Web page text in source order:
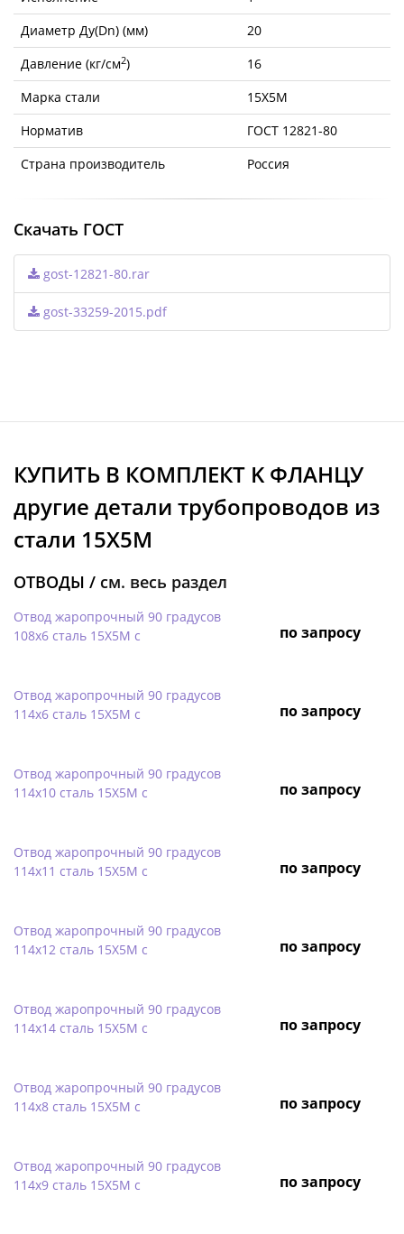
Диаметр Ду(Dn) (мм)
20
Давление (кг/см2)
16
Марка стали
15Х5М
Норматив
ГОСТ 12821-80
Страна производитель
Россия
Скачать ГОСТ
gost-12821-80.rar
gost-33259-2015.pdf
КУПИТЬ В КОМПЛЕКТ K ФЛАНЦУ
другие детали трубопроводов из
стали 15Х5М
ОТВОДЫ / см. весь раздел
Отвод жаропрочный 90 градусов
108х6 сталь 15Х5М с
по запросу
Отвод жаропрочный 90 градусов
114х6 сталь 15Х5М с
по запросу
Отвод жаропрочный 90 градусов
114х10 сталь 15Х5М с
по запросу
Отвод жаропрочный 90 градусов
114х11 сталь 15Х5М с
по запросу
Отвод жаропрочный 90 градусов
114х12 сталь 15Х5М с
по запросу
Отвод жаропрочный 90 градусов
114х14 сталь 15Х5М с
по запросу
Отвод жаропрочный 90 градусов
114х8 сталь 15Х5М с
по запросу
Отвод жаропрочный 90 градусов
114х9 сталь 15Х5М с
по запросу